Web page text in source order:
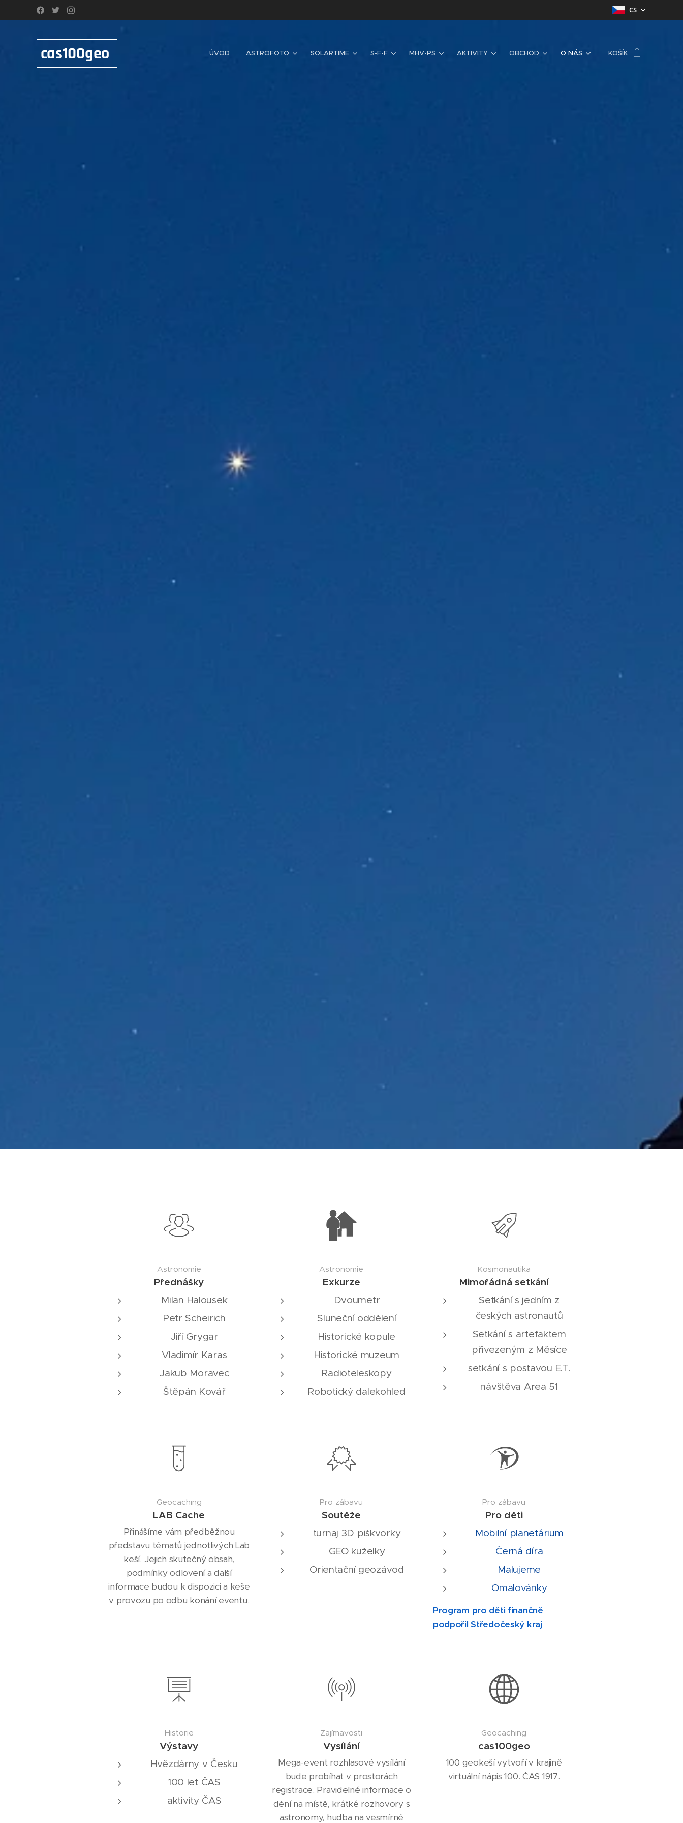
CS
cas100geo ÚVOD ASTROFOTO SOLARTIME S-F-F MHV-PS AKTIVITY OBCHOD O NÁS KOŠÍK
Astronomie
Přednášky
Milan Halousek
Petr Scheirich
Jiří Grygar
Vladimír Karas
Jakub Moravec
Štěpán Kovář
Astronomie
Exkurze
Dvoumetr
Sluneční oddělení
Historické kopule
Historické muzeum
Radioteleskopy
Robotický dalekohled
Kosmonautika
Mimořádná setkání
Setkání s jedním z
českých astronautů
Setkání s artefaktem
přivezeným z Měsíce
setkání s postavou E.T.
návštěva Area 51
Geocaching
LAB Cache
Přinášíme vám předběžnou
představu tématů jednotlivých Lab
keší. Jejich skutečný obsah,
podmínky odlovení a další
informace budou k dispozici a keše
v provozu po odbu konání eventu.
Pro zábavu
Soutěže
turnaj 3D piškvorky
GEO kuželky
Orientační geozávod
Pro zábavu
Pro děti
Mobilní planetárium
Černá díra
Malujeme
Omalovánky
Program pro děti finančně
podpořil Středočeský kraj
Historie
Výstavy
Hvězdárny v Česku
100 let ČAS
aktivity ČAS
Zajímavosti
Vysílání
Mega-event rozhlasové vysílání
bude probíhat v prostorách
registrace. Pravidelné informace o
dění na místě, krátké rozhovory s
astronomy, hudba na vesmírné
Geocaching
cas100geo
100 geokeší vytvoří v krajině
virtuální nápis 100. ČAS 1917.